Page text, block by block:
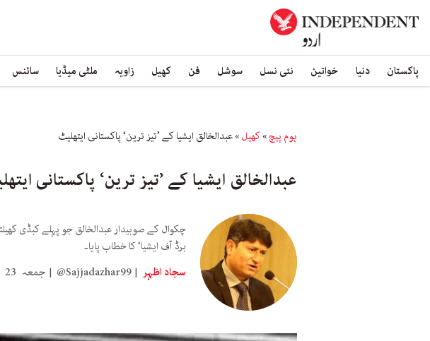
پاکستان دنیا خواتین نئی نسل سوشل فن کھیل زاویہ ملٹی میڈیا سائنس
ہوم پیچ»کھیل»عبدالخالق ایشیا کے ’تیز ترین‘ پاکستانی ایتھلیٹ
عبدالخالق ایشیا کے ’تیز ترین‘ پاکستانی
چکوال کے صوبیدار عبدالخالق جو پہلے کبڈی
برڈ آف ایشیا‘ کا خطاب پایا۔
سجاد اظہر @Sajjadazhar99 جمعہ 23 اگست 2024 6:15